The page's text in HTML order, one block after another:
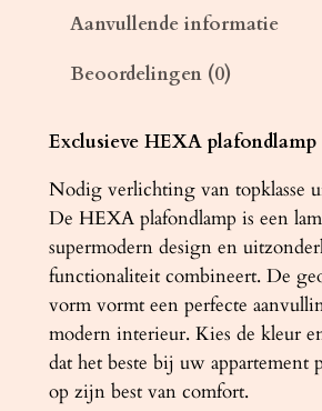
H
X
A
3
5
z
i
l
v
Aanvullende informatie
Beoordelingen (0)
Exclusieve HEXA plafondlamp
Nodig verlichting van topklasse
De HEXA plafondlamp is een
supermodern design en
functionaliteit combineert. De
vorm vormt een perfecte
modern interieur. Kies de kleur
dat het beste bij uw appartement
op zijn best van comfort.